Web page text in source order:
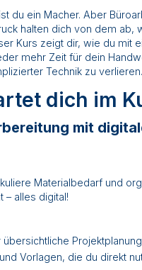
du ein Macher. Aber
halten dich von dem ab,
Kurs zeigt dir, wie du mit
mehr Zeit für dein
Technik zu verlieren.
dich im
mit
Materialbedarf und
– alles digital!
Projektplanung
Vorlagen, die du direkt